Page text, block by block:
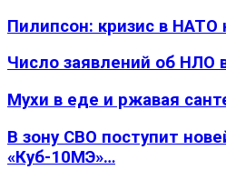
Пилипсон: кризис в
Число заявлений об НЛО
Мухи в еде и ржавая
В зону СВО поступит
«Куб-10МЭ»…